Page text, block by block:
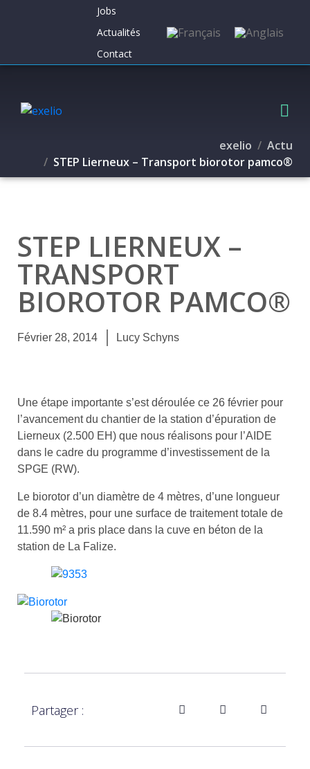
Jobs
Actualités
Contact
exelio
Actu
STEP Lierneux – Transport biorotor pamco®
STEP LIERNEUX –
TRANSPORT
BIOROTOR PAMCO®
Février 28, 2014 Lucy Schyns
Une étape importante s’est déroulée ce 26 février pour
l’avancement du chantier de la station d’épuration de
Lierneux (2.500 EH) que nous réalisons pour l’AIDE
dans le cadre du programme d’investissement de la
SPGE (RW).
Le biorotor d’un diamètre de 4 mètres, d’une longueur
de 8.4 mètres, pour une surface de traitement totale de
11.590 m² a pris place dans la cuve en béton de la
station de La Falize.
Partager :